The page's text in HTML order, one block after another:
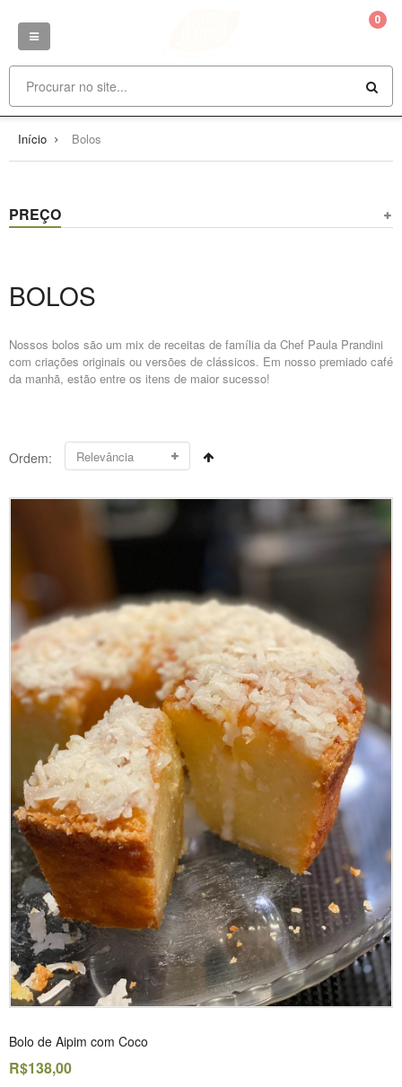
0
Início Bolos
PREÇO
BOLOS
Nossos bolos são um mix de receitas de família da Chef Paula Prandini
com criações originais ou versões de clássicos. Em nosso premiado café
da manhã, estão entre os itens de maior sucesso!
Ordem:
Bolo de Aipim com Coco
R$138,00